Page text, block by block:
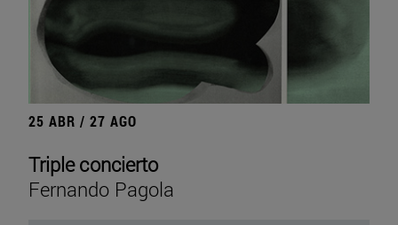
25 ABR / 27 AGO
Triple concierto
Fernando Pagola